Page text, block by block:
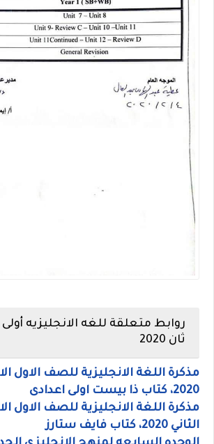
روابط متعلقة للغه الانجليزيه أولى
ثان 2020
مذكرة اللغة الانجليزية للصف الاول
2020، كتاب ذا بيست اولى اعدادى
مذكرة اللغة الانجليزية للصف الاول
الثاني 2020، كتاب فايف ستارز